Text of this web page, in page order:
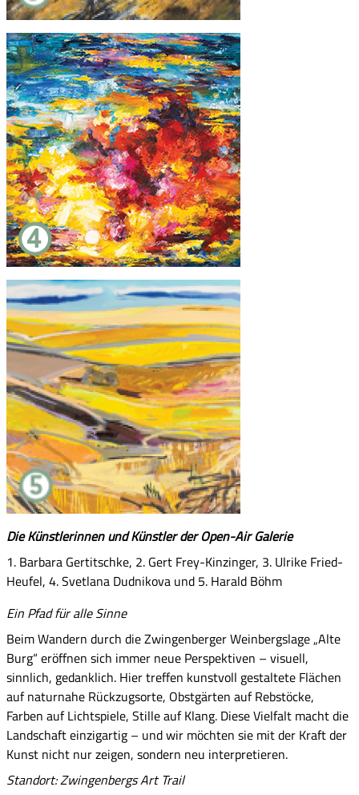
Die Künstlerinnen und Künstler der Open-Air Galerie
1. Barbara Gertitschke, 2. Gert Frey-Kinzinger, 3. Ulrike Fried-
Heufel, 4. Svetlana Dudnikova und 5. Harald Böhm
Ein Pfad für alle Sinne
Beim Wandern durch die Zwingenberger Weinbergslage „Alte
Burg“ eröffnen sich immer neue Perspektiven – visuell,
sinnlich, gedanklich. Hier treffen kunstvoll gestaltete Flächen
auf naturnahe Rückzugsorte, Obstgärten auf Rebstöcke,
Farben auf Lichtspiele, Stille auf Klang. Diese Vielfalt macht die
Landschaft einzigartig – und wir möchten sie mit der Kraft der
Kunst nicht nur zeigen, sondern neu interpretieren.
Standort: Zwingenbergs Art Trail